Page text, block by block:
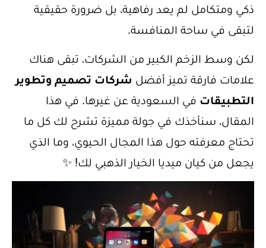
ذكي ومتكامل لم يعد رفاهية، بل ضرورة حقيقية
لتبقى في ساحة المنافسة.
لكن وسط الزخم الكبير من الشركات، تبقى هناك
علامات فارقة تميز أفضل شركات تصميم وتطوير
التطبيقات في السعودية عن غيرها. في هذا
المقال، سنأخذك في جولة مميزة تشرح لك كل ما
تحتاج معرفته حول هذا المجال الحيوي، وما الذي
يجعل من كيان ميديا الخيار الذهبي لك! ✨